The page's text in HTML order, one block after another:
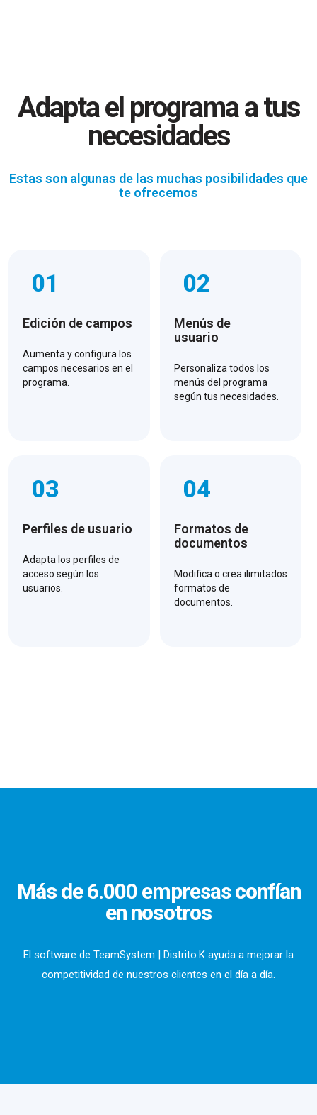
Adapta el programa a tus
necesidades
Estas son algunas de las muchas posibilidades que
te ofrecemos
01
Edición de campos
Aumenta y configura los
campos necesarios en el
programa.
02
Menús de
usuario
Personaliza todos los
menús del programa
según tus necesidades.
03
Perfiles de usuario
Adapta los perfiles de
acceso según los
usuarios.
04
Formatos de
documentos
Modifica o crea ilimitados
formatos de
documentos.
Más de6.000 empresasconfían
en nosotros
El software de TeamSystem | Distrito.K ayuda a mejorar la
competitividad de nuestros clientes en el día a día.